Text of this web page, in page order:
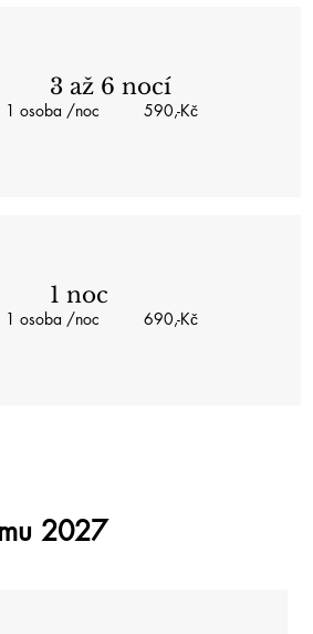
3 až 6 nocí
1 osoba /noc 590,-Kč
1 noc
1 osoba /noc 690,-Kč
2027